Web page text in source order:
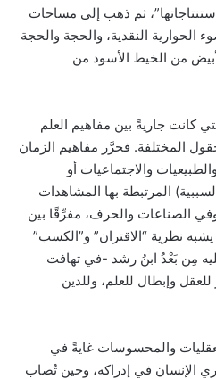
ثم ذهب إلى مساحات
الحوارية النقدية، والحجة والحجة
من الخيط الأسود من
كانت جاريةً بين مفاهيم العلم
المختلفة. فحرَّر مفاهيم الزمان
والاجتماعيات أو
المرتبطة بها المشاهدات
الصناعات والحرف، مفرِّقًا بين
نظرية “الاقتران” و”الكسب”
مِن بَعْدُ ابنُ رشد -في تهافت
للعقل وإبطال للعلم، وللدين
والمحسوسات غايةً في
الإنسان في إدراكه، وحين تُصاب